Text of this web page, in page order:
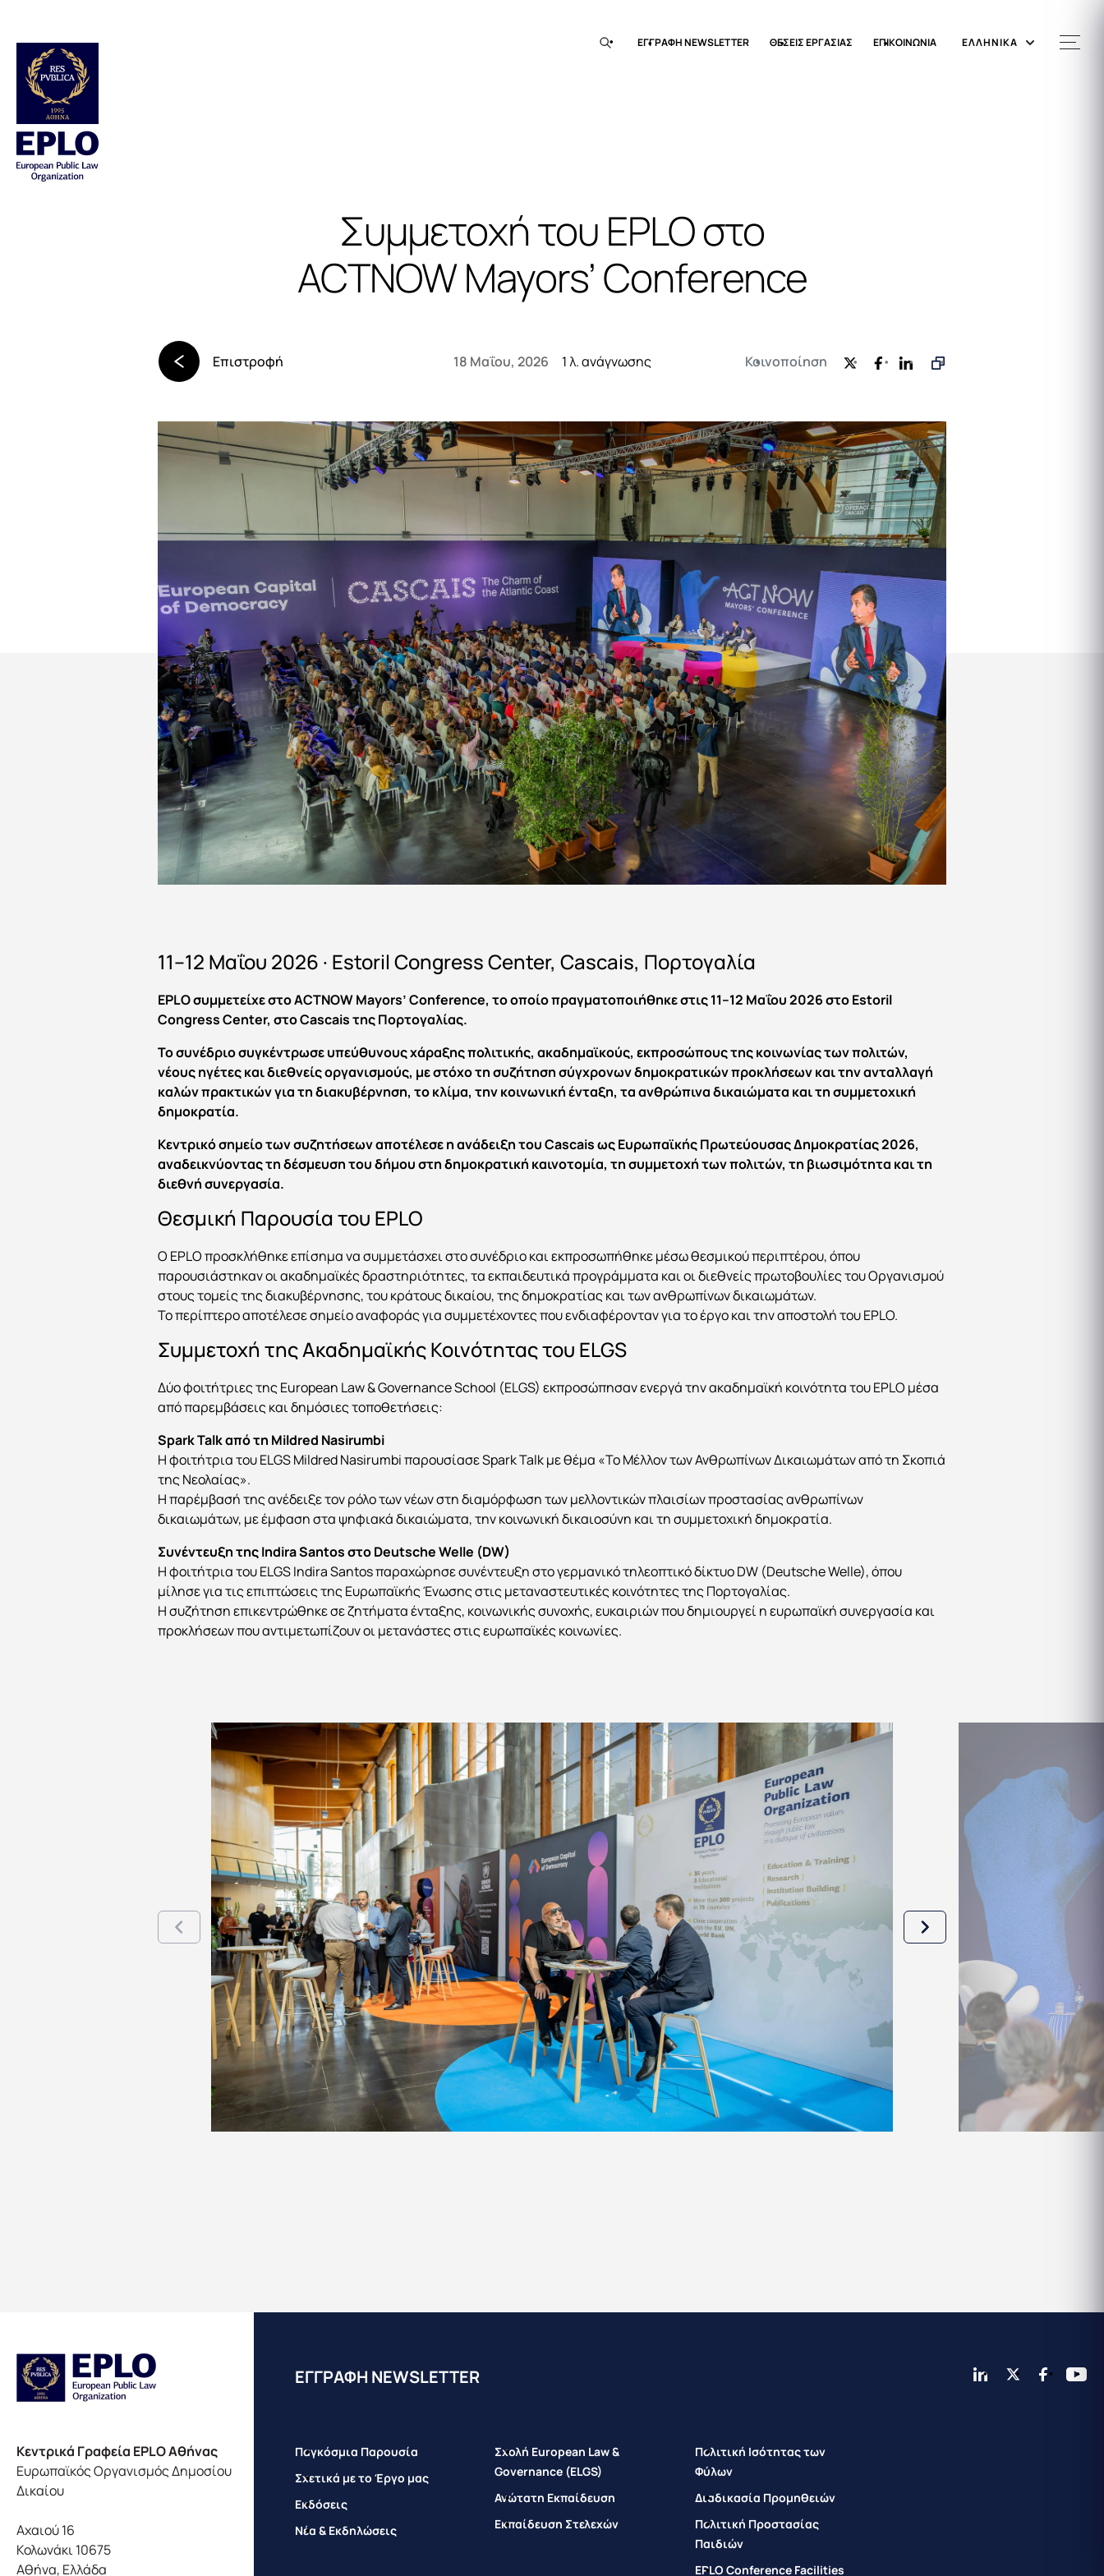
EΓΓΡΑΦΗ ΝEWSLETTER ΘΕΣΕΙΣ ΕΡΓΑΣΙΑΣ ΕΠΙΚΟΙΝΩΝΙΑ ΕΛΛΗΝΙΚΑ
Συμμετοχή του EPLO στο
ACTNOW Mayors’ Conference
Επιστροφή 18 Μαΐου, 2026 1 λ. ανάγνωσης Κοινοποίηση
11–12 Μαΐου 2026 · Estoril Congress Center, Cascais, Πορτογαλία
EPLO συμμετείχε στο ACTNOW Mayors’ Conference, το οποίο πραγματοποιήθηκε στις 11–12 Μαΐου 2026 στο Estoril
Congress Center, στο Cascais της Πορτογαλίας.
Το συνέδριο συγκέντρωσε υπεύθυνους χάραξης πολιτικής, ακαδημαϊκούς, εκπροσώπους της κοινωνίας των πολιτών,
νέους ηγέτες και διεθνείς οργανισμούς, με στόχο τη συζήτηση σύγχρονων δημοκρατικών προκλήσεων και την ανταλλαγή
καλών πρακτικών για τη διακυβέρνηση, το κλίμα, την κοινωνική ένταξη, τα ανθρώπινα δικαιώματα και τη συμμετοχική
δημοκρατία.
Κεντρικό σημείο των συζητήσεων αποτέλεσε η ανάδειξη του Cascais ως Ευρωπαϊκής Πρωτεύουσας Δημοκρατίας 2026,
αναδεικνύοντας τη δέσμευση του δήμου στη δημοκρατική καινοτομία, τη συμμετοχή των πολιτών, τη βιωσιμότητα και τη
διεθνή συνεργασία.
Θεσμική Παρουσία του EPLO
Ο EPLO προσκλήθηκε επίσημα να συμμετάσχει στο συνέδριο και εκπροσωπήθηκε μέσω θεσμικού περιπτέρου, όπου
παρουσιάστηκαν οι ακαδημαϊκές δραστηριότητες, τα εκπαιδευτικά προγράμματα και οι διεθνείς πρωτοβουλίες του Οργανισμού
στους τομείς της διακυβέρνησης, του κράτους δικαίου, της δημοκρατίας και των ανθρωπίνων δικαιωμάτων.
Το περίπτερο αποτέλεσε σημείο αναφοράς για συμμετέχοντες που ενδιαφέρονταν για το έργο και την αποστολή του EPLO.
Συμμετοχή της Ακαδημαϊκής Κοινότητας του ELGS
Δύο φοιτήτριες της European Law & Governance School (ELGS) εκπροσώπησαν ενεργά την ακαδημαϊκή κοινότητα του EPLO μέσα
από παρεμβάσεις και δημόσιες τοποθετήσεις:
Spark Talk από τη Mildred Nasirumbi
Η φοιτήτρια του ELGS Mildred Nasirumbi παρουσίασε Spark Talk με θέμα «Το Μέλλον των Ανθρωπίνων Δικαιωμάτων από τη Σκοπιά
της Νεολαίας».
Η παρέμβασή της ανέδειξε τον ρόλο των νέων στη διαμόρφωση των μελλοντικών πλαισίων προστασίας ανθρωπίνων
δικαιωμάτων, με έμφαση στα ψηφιακά δικαιώματα, την κοινωνική δικαιοσύνη και τη συμμετοχική δημοκρατία.
Συνέντευξη της Indira Santos στο Deutsche Welle (DW)
Η φοιτήτρια του ELGS Indira Santos παραχώρησε συνέντευξη στο γερμανικό τηλεοπτικό δίκτυο DW (Deutsche Welle), όπου
μίλησε για τις επιπτώσεις της Ευρωπαϊκής Ένωσης στις μεταναστευτικές κοινότητες της Πορτογαλίας.
Η συζήτηση επικεντρώθηκε σε ζητήματα ένταξης, κοινωνικής συνοχής, ευκαιριών που δημιουργεί η ευρωπαϊκή συνεργασία και
προκλήσεων που αντιμετωπίζουν οι μετανάστες στις ευρωπαϊκές κοινωνίες.
EΓΓΡΑΦΗ ΝEWSLETTER
Κεντρικά Γραφεία EPLO Αθήνας
Ευρωπαϊκός Οργανισμός Δημοσίου
Δικαίου
Αχαιού 16
Κολωνάκι 10675
Αθήνα, Ελλάδα
Παγκόσμια Παρουσία
Σχετικά με το Έργο μας
Εκδόσεις
Νέα & Εκδηλώσεις
Σχολή European Law &
Governance (ELGS)
Ανώτατη Εκπαίδευση
Εκπαίδευση Στελεχών
Πολιτική Ισότητας των
Φύλων
Διαδικασία Προμηθειών
Πολιτική Προστασίας
Παιδιών
EPLO Conference Facilities